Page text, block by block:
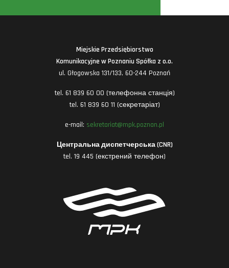
Miejskie Przedsiębiorstwo
Komunikacyjne w Poznaniu Spółka z o.o.
ul. Głogowska 131/133, 60-244 Poznań
tel. 61 839 60 00 (телефонна станція)
tel. 61 839 60 11 (секретаріат)
e-mail: sekretariat@mpk.poznan.pl
Центральна диспетчерська (CNR)
tel. 19 445 (екстрений телефон)